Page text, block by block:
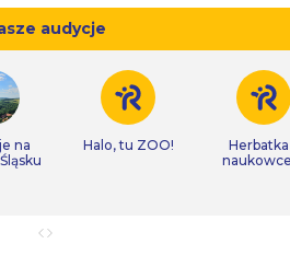
audycje
na
Halo, tu ZOO!